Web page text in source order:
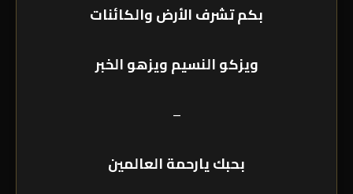
بكم تشرف الأرض والكائنات
ويزكو النسيم ويزهو الخبر
–
بحبك يارحمة العالمين